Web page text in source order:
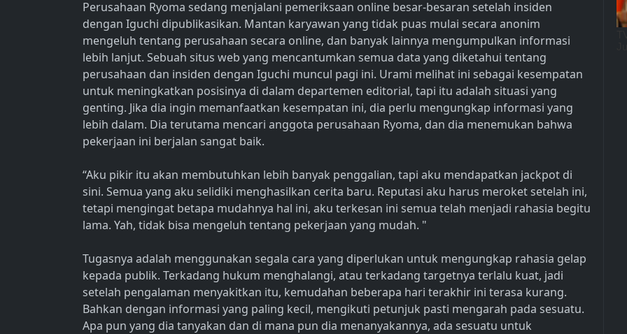
Perusahaan Ryoma sedang menjalani pemeriksaan online besar-besaran setelah insiden
dengan Iguchi dipublikasikan. Mantan karyawan yang tidak puas mulai secara anonim
mengeluh tentang perusahaan secara online, dan banyak lainnya mengumpulkan informasi
lebih lanjut. Sebuah situs web yang mencantumkan semua data yang diketahui tentang
perusahaan dan insiden dengan Iguchi muncul pagi ini. Urami melihat ini sebagai kesempatan
untuk meningkatkan posisinya di dalam departemen editorial, tapi itu adalah situasi yang
genting. Jika dia ingin memanfaatkan kesempatan ini, dia perlu mengungkap informasi yang
lebih dalam. Dia terutama mencari anggota perusahaan Ryoma, dan dia menemukan bahwa
pekerjaan ini berjalan sangat baik.
“Aku pikir itu akan membutuhkan lebih banyak penggalian, tapi aku mendapatkan jackpot di
sini. Semua yang aku selidiki menghasilkan cerita baru. Reputasi aku harus meroket setelah ini,
tetapi mengingat betapa mudahnya hal ini, aku terkesan ini semua telah menjadi rahasia begitu
lama. Yah, tidak bisa mengeluh tentang pekerjaan yang mudah. "
Tugasnya adalah menggunakan segala cara yang diperlukan untuk mengungkap rahasia gelap
kepada publik. Terkadang hukum menghalangi, atau terkadang targetnya terlalu kuat, jadi
setelah pengalaman menyakitkan itu, kemudahan beberapa hari terakhir ini terasa kurang.
Bahkan dengan informasi yang paling kecil, mengikuti petunjuk pasti mengarah pada sesuatu.
Apa pun yang dia tanyakan dan di mana pun dia menanyakannya, ada sesuatu untuk